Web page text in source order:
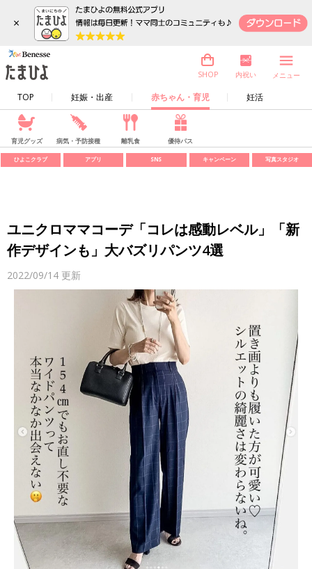
×
TOP 妊娠・出産 赤ちゃん・育児 妊活
SHOP 内祝い メニュー
育児グッズ 病気・予防接種 離乳食 優待パス
ひよこクラブ アプリ SNS キャンペーン 写真スタジオ
ユニクロママコーデ「コレは感動レベル」「新
作デザインも」大バズリパンツ4選
2022/09/14 更新